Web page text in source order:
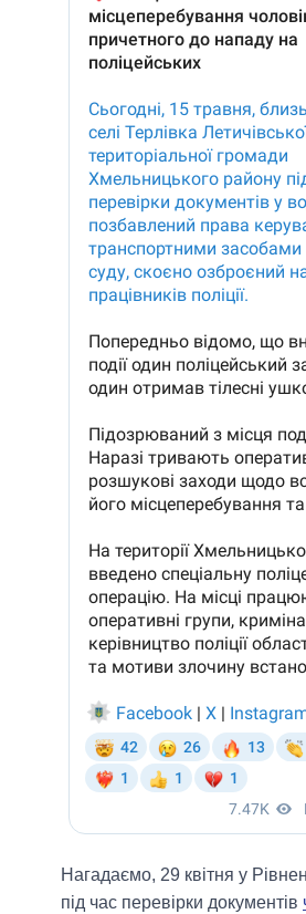
Нагадаємо, 29 квітня у
під час перевірки документів